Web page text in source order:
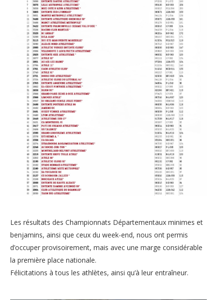
Les résultats des Championnats Départementaux minimes et
benjamins, ainsi que ceux du week-end, nous ont permis
d’occuper provisoirement, mais avec une marge considérable
la première place nationale.
Félicitations à tous les athlètes, ainsi qu’à leur entraîneur.